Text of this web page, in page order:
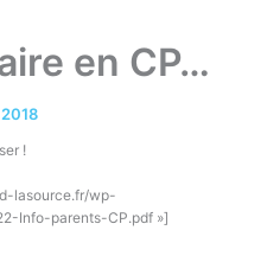
en CP…
!
lasource.fr/wp-
Info-parents-CP.pdf »]